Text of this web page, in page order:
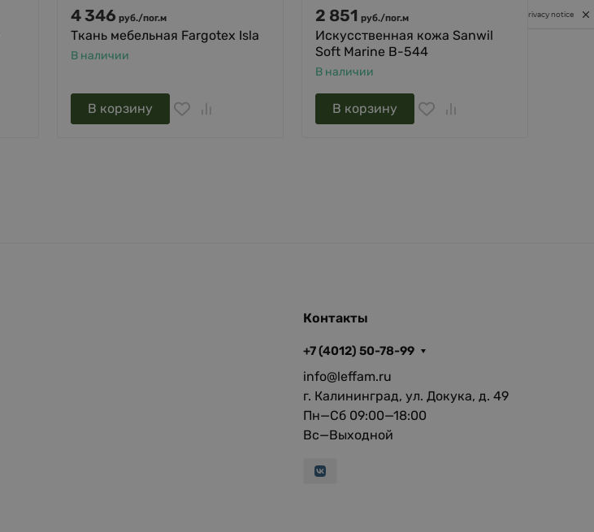
4 346 руб./пог.м
Ткань мебельная Fargotex Isla
В наличии
В корзину
2 851 руб./пог.м
Искусственная кожа Sanwil
Soft Marine B-544
В наличии
В корзину
383
Контакты
+7 (4012) 50-78-99
info@leffam.ru
г. Калининград, ул. Докука, д. 49
Пн—Сб 09:00—18:00
Вс—Выходной
Privacy notice